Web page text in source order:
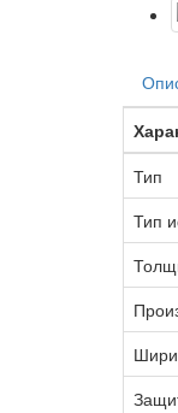
Тип
Тип